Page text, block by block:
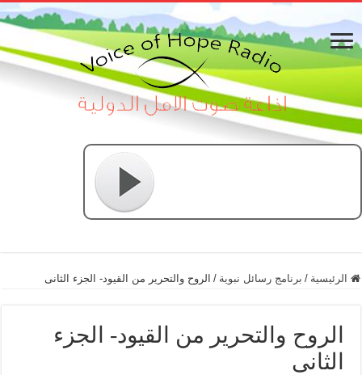
الرئيسية / برنامج رسائل نبوية / الروح والتحرير من القيود- الجزء الثانى
الروح والتحرير من القيود- الجزء
الثانى